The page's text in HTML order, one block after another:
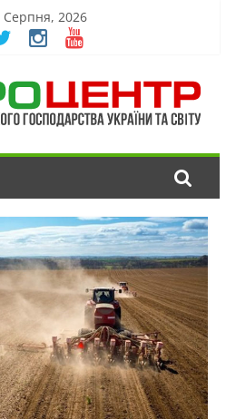
Серпня, 2026